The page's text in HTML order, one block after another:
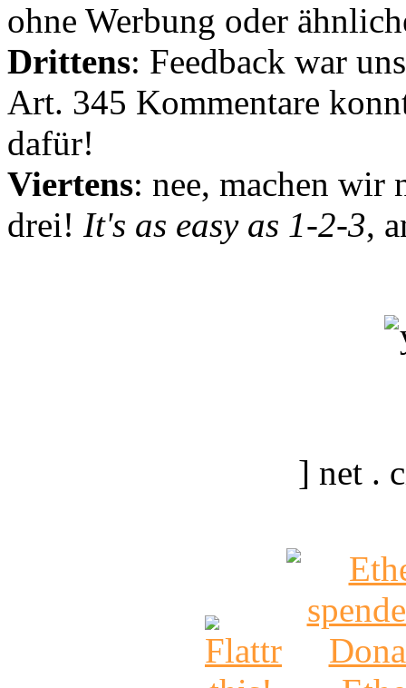
ohne Werbung oder
Drittens: Feedback war
Art. 345 Kommentare
dafür!
Viertens: nee, machen wir
drei! It's as easy as 1-2-3,
] net .